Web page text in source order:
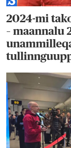
2024-mi
– maannalu